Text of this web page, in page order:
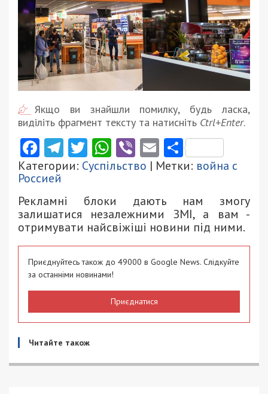
Якщо ви знайшли помилку, будь ласка,
виділіть фрагмент тексту та натисніть Ctrl+Enter.
Facebook
Telegram
Twitter
WhatsApp
ViberEmail
Категории: Суспільство | Метки: война с
Россией
Рекламні блоки дають нам змогу
залишатися незалежними ЗМІ, а вам -
отримувати найсвіжіші новини під ними.
Приєднуйтесь також до 49000 в Google News. Слідкуйте
за останніми новинами!
Приєднатися
Читайте також